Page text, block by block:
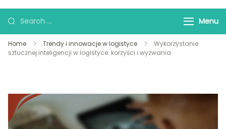
Search
for:
Menu
Home Trendy i innowacje w logistyce
Wykorzystanie
sztucznej inteligencji w logistyce: korzyści i wyzwania